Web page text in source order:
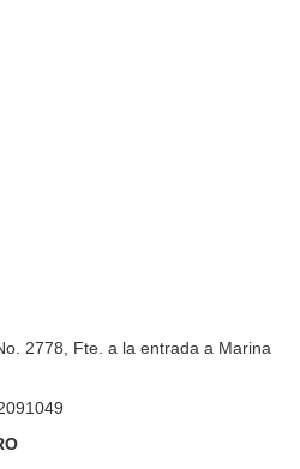
2778, Fte. a la entrada a Marina